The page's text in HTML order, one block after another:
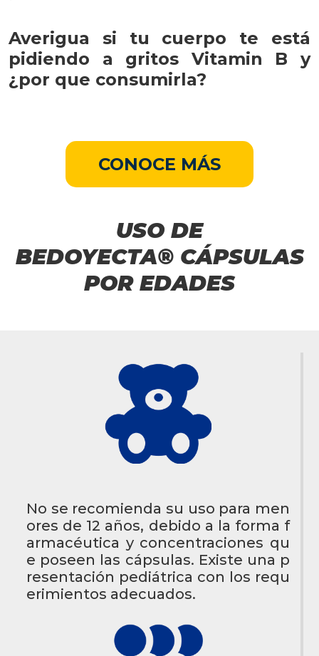
Averigua si tu cuerpo te está
pidiendo a gritos Vitamin B y
¿por que consumirla?
CONOCE MÁS
USO DE
BEDOYECTA® CÁPSULAS
POR EDADES
No se recomienda su uso para men
ores de 12 años, debido a la forma f
armacéutica y concentraciones qu
e poseen las cápsulas. Existe una p
resentación pediátrica con los requ
erimientos adecuados.